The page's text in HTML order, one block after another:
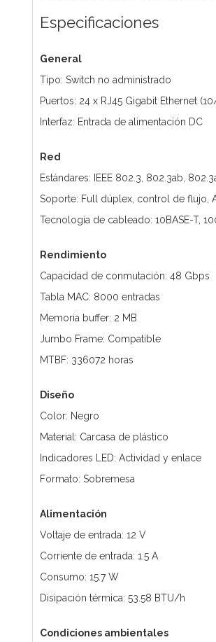
Especificaciones
General
Tipo: Switch no administrado
Puertos: 24 x RJ45 Gigabit Ethernet
Interfaz: Entrada de alimentación DC
Red
Estándares: IEEE 802.3, 802.3ab,
Soporte: Full dúplex, control de flujo,
Tecnología de cableado: 10BASE-T,
Rendimiento
Capacidad de conmutación: 48 Gbps
Tabla MAC: 8000 entradas
Memoria buffer: 2 MB
Jumbo Frame: Compatible
MTBF: 336072 horas
Diseño
Color: Negro
Material: Carcasa de plástico
Indicadores LED: Actividad y enlace
Formato: Sobremesa
Alimentación
Voltaje de entrada: 12 V
Corriente de entrada: 1.5 A
Consumo: 15.7 W
Disipación térmica: 53.58 BTU/h
Condiciones ambientales